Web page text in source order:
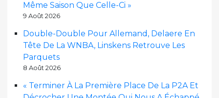
Même Saison Que Celle-Ci »
9 Août 2026
Double-Double Pour Allemand, Delaere En
Tête De La WNBA, Linskens Retrouve Les
Parquets
8 Août 2026
« Terminer À La Première Place De La P2A Et